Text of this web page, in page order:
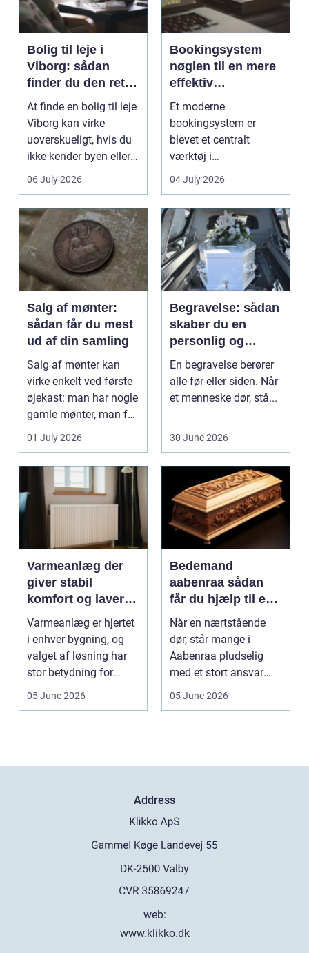
Bolig til leje i
Viborg: sådan
finder du den rette
lejlighed
At finde en bolig til leje
Viborg kan virke
uoverskueligt, hvis du
ikke kender byen eller
det lokale...
06 July 2026
Bookingsystem
nøglen til en mere
effektiv
klinikhverdag
Et moderne
bookingsystem er
blevet et centralt
værktøj i
sundhedssektoren.
Klinikker, praksis og
beh...
04 July 2026
Salg af mønter:
sådan får du mest
ud af din samling
Salg af mønter kan
virke enkelt ved første
øjekast: man har nogle
gamle mønter, man får
dem vurderet...
01 July 2026
Begravelse: sådan
skaber du en
personlig og
respektfuld afsked
En begravelse berører
alle før eller siden. Når
et menneske dør, stå...
30 June 2026
Varmeanlæg der
giver stabil
komfort og lavere
energiregning
Varmeanlæg er hjertet
i enhver bygning, og
valget af løsning har
stor betydning for
05 June 2026
Bedemand
aabenraa sådan
får du hjælp til en
værdig afsked
Når en nærtstående
dør, står mange i
Aabenraa pludselig
med et stort ansvar
05 June 2026
Address
web:
www.klikko.dk